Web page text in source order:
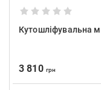
Кутошліфувальна
3 810 грн